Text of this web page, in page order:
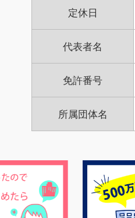
定休日
代表者名
免許番号
所属団体名